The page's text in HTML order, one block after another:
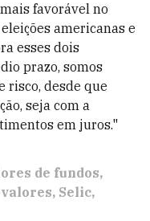
favorável no
americanas e
esses dois
prazo, somos
risco, desde que
seja com a
em juros."
de fundos
Selic